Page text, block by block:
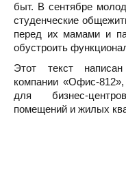
быт. В сентябре
студенческие
перед их мамами и
обустроить
Этот текст
компании «Офис-
для бизнес-
помещений и жилых